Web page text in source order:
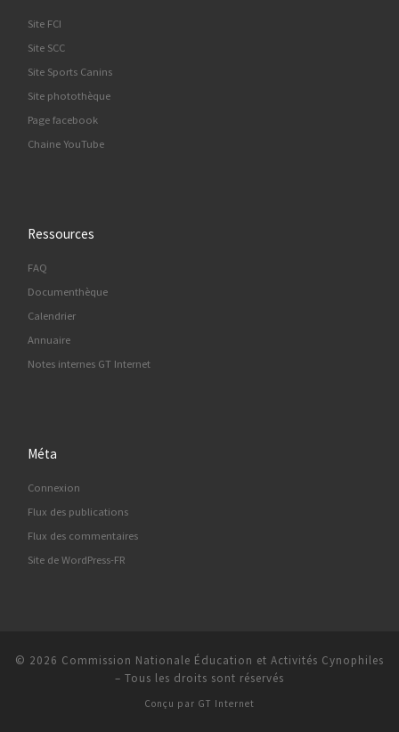
Site FCI
Site SCC
Site Sports Canins
Site photothèque
Page facebook
Chaine YouTube
Ressources
FAQ
Documenthèque
Calendrier
Annuaire
Notes internes GT Internet
Méta
Connexion
Flux des publications
Flux des commentaires
Site de WordPress-FR
© 2026 Commission Nationale Éducation et Activités Cynophiles
– Tous les droits sont réservés
Conçu par GT Internet